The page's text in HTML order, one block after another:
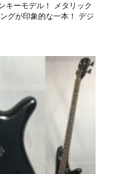
キーモデル！ メタリック
グが印象的な一本！ デジ